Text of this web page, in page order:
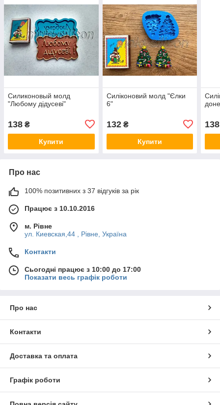
Силиконовый молд
"Любому дідусеві"
138 ₴
Купити
Силіконовий молд "Єлки
6"
132₴
Купити
138
Про нас
100% позитивних з 37 відгуків за рік
Працює з 10.10.2016
м. Рівне
ул. Киевская,44 , Рівне, Україна
Контакти
Сьогодні працює з 10:00 до 17:00
Показати весь графік роботи
Про нас
Контакти
Доставка та оплата
Графік роботи